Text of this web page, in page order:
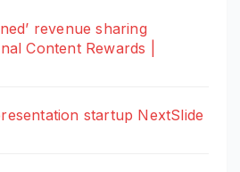
revenue sharing
Content Rewards |
startup NextSlide